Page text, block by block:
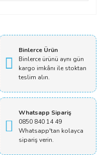
Binlerce Ürün
Binlerce ürünü aynı gün
kargo imkânı ile stoktan
teslim alın.
Whatsapp Sipariş
0850 840 14 49
Whatsapp'tan kolayca
sipariş verin.